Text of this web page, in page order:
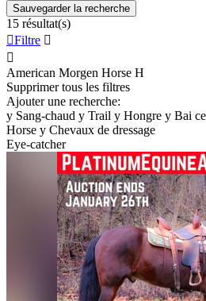
Sauvegarder la recherche
15 résultat(s)
Filtre 

American Morgen Horse H
Supprimer tous les filtres
Ajouter une recherche:
y Sang-chaud y Trail y Hongre y Bai
Horse y Chevaux de dressage
Eye-catcher